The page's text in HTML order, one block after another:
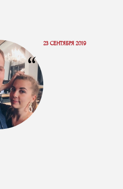
“
23 СЕНТЯБРЯ 2019